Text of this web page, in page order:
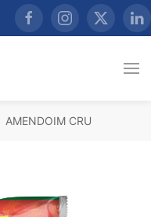
AMENDOIM CRU